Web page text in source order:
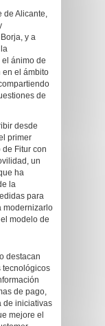
de Alicante,
y a
ánimo de
en el ámbito
de
desde
primer
Fitur con
un
ha
la
para
modernizarlo
modelo de
destacan
tecnológicos
de pago,
de iniciativas
mejore el